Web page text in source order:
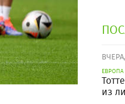
ЕВРОПА
из